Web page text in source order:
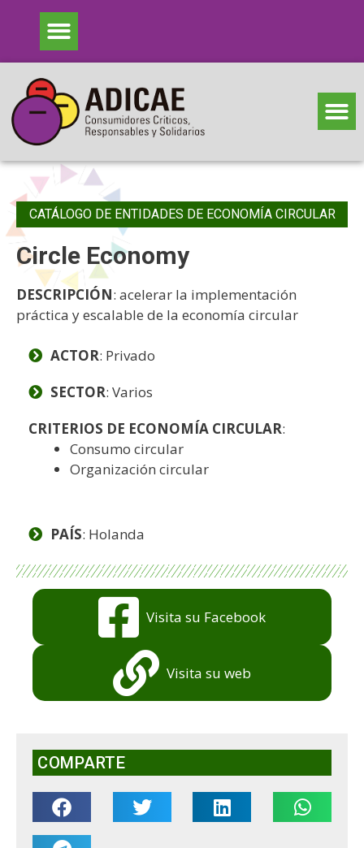
CATÁLOGO DE ENTIDADES DE ECONOMÍA CIRCULAR
Circle Economy
DESCRIPCIÓN: acelerar la implementación
práctica y escalable de la economía circular
ACTOR: Privado
SECTOR: Varios
CRITERIOS DE ECONOMÍA CIRCULAR:
Consumo circular
Organización circular
PAÍS: Holanda
Visita su Facebook
Visita su web
COMPARTE